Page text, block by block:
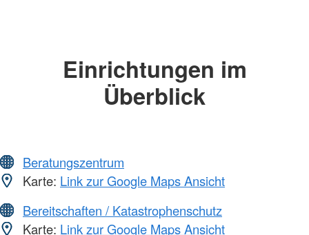
Einrichtungen im
Überblick
Beratungszentrum
Karte: Link zur Google Maps Ansicht
Bereitschaften / Katastrophenschutz
Karte: Link zur Google Maps Ansicht